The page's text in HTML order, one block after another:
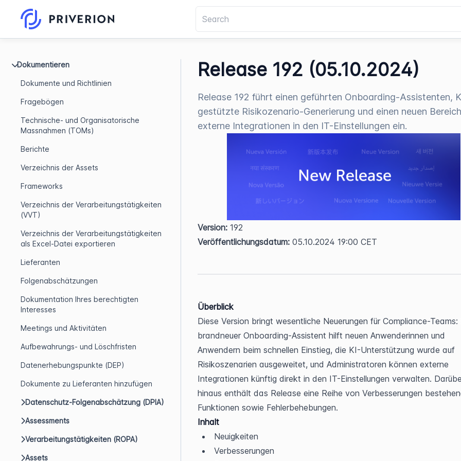
Dokumentieren
Dokumente und Richtlinien
Fragebögen
Technische- und Organisatorische
Massnahmen (TOMs)
Berichte
Verzeichnis der Assets
Frameworks
Verzeichnis der Verarbeitungstätigkeiten
(VVT)
Verzeichnis der Verarbeitungstätigkeiten
als Excel-Datei exportieren
Lieferanten
Folgenabschätzungen
Dokumentation Ihres berechtigten
Interesses
Meetings und Aktivitäten
Aufbewahrungs- und Löschfristen
Datenerhebungspunkte (DEP)
Dokumente zu Lieferanten hinzufügen
Datenschutz-Folgenabschätzung (DPIA)
Assessments
Verarbeitungstätigkeiten (ROPA)
Assets
Release 192 (05.10.2024)
Release 192 führt einen geführten Onboarding-Assistenten,
gestützte Risikozenario-Generierung und einen neuen
externe Integrationen in den IT-Einstellungen ein.
Version: 192
Veröffentlichungsdatum: 05.10.2024 19:00 CET
Überblick
Diese Version bringt wesentliche Neuerungen für Compliance-Teams:
brandneuer Onboarding-Assistent hilft neuen Anwenderinnen und
Anwendern beim schnellen Einstieg, die KI-Unterstützung wurde auf
Risikoszenarien ausgeweitet, und Administratoren können externe
Integrationen künftig direkt in den IT-Einstellungen verwalten.
hinaus enthält das Release eine Reihe von Verbesserungen
Funktionen sowie Fehlerbehebungen.
Inhalt
Neuigkeiten
Verbesserungen